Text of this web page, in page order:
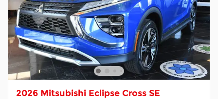
2026 Mitsubishi Eclipse Cross SE